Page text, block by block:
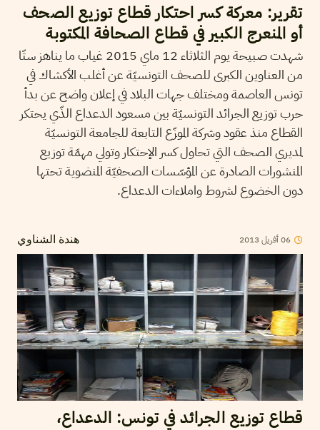
تقرير: معركة كسر احتكار قطاع توزيع الصحف
أو المنعرج الكبير في قطاع الصحافة المكتوبة
شهدت صبيحة يوم الثلاثاء 12 ماي 2015 غياب ما يناهز ستّا
من العناوين الكبرى للصحف التونسيّة عن أغلب الأكشاك في
تونس العاصمة ومختلف جهات البلاد في إعلان واضح عن بدأ
حرب توزيع الجرائد التونسيّة بين مسعود الدعداع الذّي يحتكر
القطاع منذ عقود وشركة الموزّع التابعة للجامعة التونسيّة
لمديري الصحف التي تحاول كسر الإحتكار وتولي مهمّة توزيع
المنشورات الصادرة عن المؤسّسات الصحفيّة المنضوية تحتها
دون الخضوع لشروط واملاءات الدعداع.
هندة الشناوي 06أفريل 2013
قطاع توزيع الجرائد في تونس: الدعداع،